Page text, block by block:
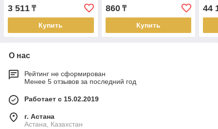
3 511 ₸
Купить
860₸
Купить
44
О нас
Рейтинг не сформирован
Менее 5 отзывов за последний год
Работает с 15.02.2019
г. Астана
Астана, Казахстан